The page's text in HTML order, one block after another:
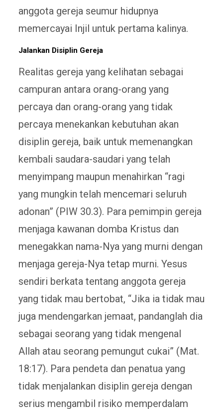
anggota gereja seumur hidupnya
memercayai Injil untuk pertama kalinya.
Jalankan Disiplin Gereja
Realitas gereja yang kelihatan sebagai
campuran antara orang-orang yang
percaya dan orang-orang yang tidak
percaya menekankan kebutuhan akan
disiplin gereja, baik untuk memenangkan
kembali saudara-saudari yang telah
menyimpang maupun menahirkan “ragi
yang mungkin telah mencemari seluruh
adonan” (PIW 30.3). Para pemimpin gereja
menjaga kawanan domba Kristus dan
menegakkan nama-Nya yang murni dengan
menjaga gereja-Nya tetap murni. Yesus
sendiri berkata tentang anggota gereja
yang tidak mau bertobat, “Jika ia tidak mau
juga mendengarkan jemaat, pandanglah dia
sebagai seorang yang tidak mengenal
Allah atau seorang pemungut cukai” (Mat.
18:17). Para pendeta dan penatua yang
tidak menjalankan disiplin gereja dengan
serius mengambil risiko memperdalam